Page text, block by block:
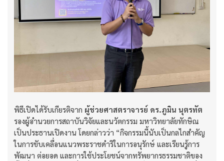
พิธีเปิดได้รับเกียรติจาก ผู้ช่วยศาสตราจารย์ ดร.ภูมิน นุตรทัต
รองผู้อำนวยการสถาบันวิจัยและนวัตกรรม มหาวิทยาลัยทักษิณ
เป็นประธานเปิดงาน โดยกล่าวว่า “กิจกรรมนี้นับเป็นกลไกสำคัญ
ในการขับเคลื่อนแนวพระราชดำริในการอนุรักษ์ และเรียนรู้การ
พัฒนา ต่อยอด และการใช้ประโยชน์จากทรัพยากรธรรมชาติของ